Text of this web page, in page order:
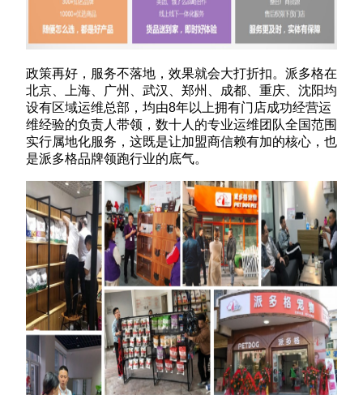
政策再好，服务不落地，效果就会大打折扣。派多格在
北京、上海、广州、武汉、郑州、成都、重庆、沈阳均
设有区域运维总部，均由8年以上拥有门店成功经营运
维经验的负责人带领，数十人的专业运维团队全国范围
实行属地化服务，这既是让加盟商信赖有加的核心，也
是派多格品牌领跑行业的底气。